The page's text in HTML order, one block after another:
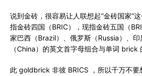
说到金砖，很容易让人联想起“金砖国家”
指金砖四国（BRIC），现指金砖五国（
家巴西（Brazil）、俄罗斯（Russia）、
（China）的英文首字母组合与单词 brick
此 goldbrick 非彼 BRICS ，所以千万不要